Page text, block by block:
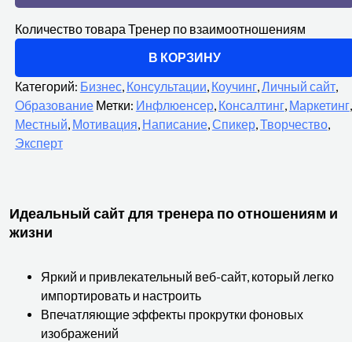
Количество товара Тренер по взаимоотношениям
В КОРЗИНУ
Категорий: Бизнес, Консультации, Коучинг,Личный сайт,
Образование Метки: Инфлюенсер, Консалтинг, Маркетинг,
Местный, Мотивация, Написание,Спикер,Творчество,
Эксперт
Идеальный сайт для тренера по отношениям и
жизни
Яркий и привлекательный веб-сайт, который легко
импортировать и настроить
Впечатляющие эффекты прокрутки фоновых
изображений